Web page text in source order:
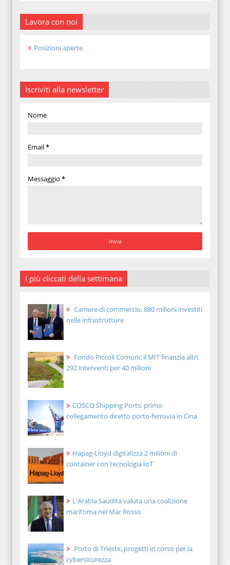
Lavora con noi
Posizioni aperte
Iscriviti alla newsletter
Nome
Email*
Messaggio *
I più cliccati della settimana
Camere di commercio, 880 milioni investiti
nelle infrastrutture
Fondo Piccoli Comuni: il MIT finanzia altri
292 interventi per 40 milioni
COSCO Shipping Ports: primo
collegamento diretto porto-ferrovia in Cina
Hapag-Lloyd digitalizza 2 milioni di
container con tecnologia IoT
L'Arabia Saudita valuta una coalizione
marittima nel Mar Rosso
Porto di Trieste, progetti in corso per la
cybersicurezza